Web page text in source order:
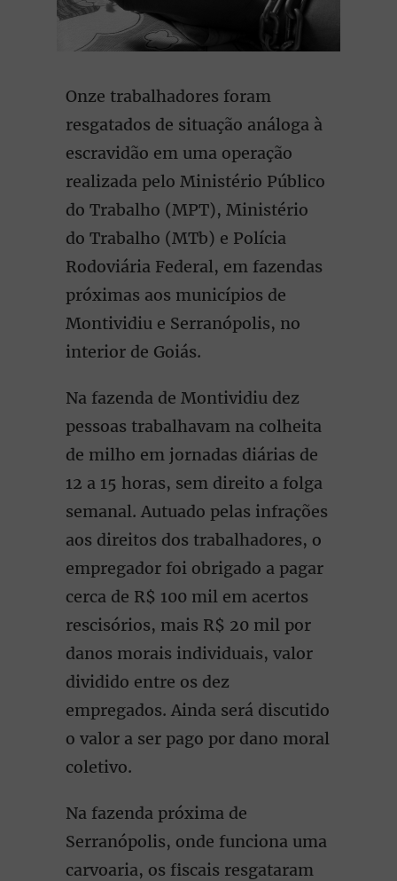
Onze trabalhadores foram
resgatados de situação análoga à
escravidão em uma operação
realizada pelo Ministério Público
do Trabalho (MPT), Ministério
do Trabalho (MTb) e Polícia
Rodoviária Federal, em fazendas
próximas aos municípios de
Montividiu e Serranópolis, no
interior de Goiás.
Na fazenda de Montividiu dez
pessoas trabalhavam na colheita
de milho em jornadas diárias de
12 a 15 horas, sem direito a folga
semanal. Autuado pelas infrações
aos direitos dos trabalhadores, o
empregador foi obrigado a pagar
cerca de R$ 100 mil em acertos
rescisórios, mais R$ 20 mil por
danos morais individuais, valor
dividido entre os dez
empregados. Ainda será discutido
o valor a ser pago por dano moral
coletivo.
Na fazenda próxima de
Serranópolis, onde funciona uma
carvoaria, os fiscais resgataram